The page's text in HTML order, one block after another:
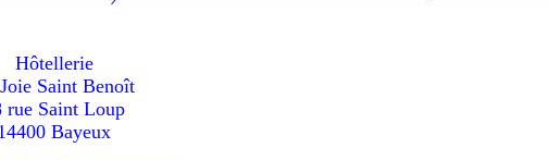
Hôtellerie
Saint Benoît
rue Saint Loup
Bayeux